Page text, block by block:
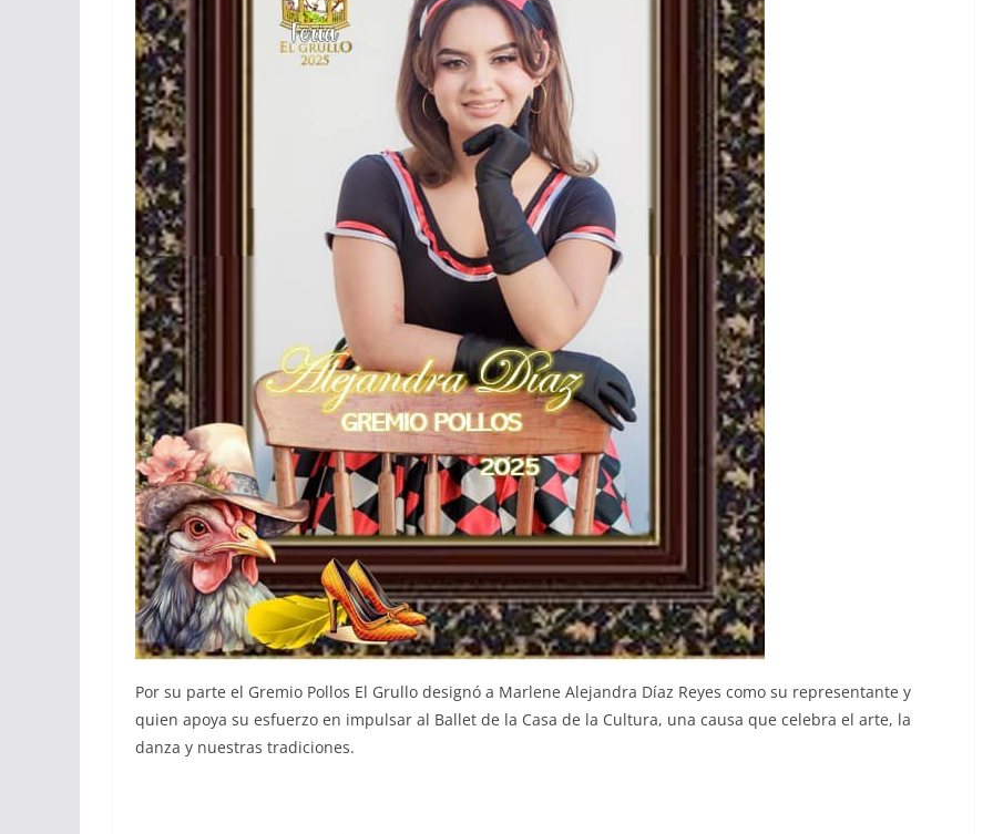
Por su parte el Gremio Pollos El Grullo designó a Marlene Alejandra Díaz Reyes como su representante y
quien apoya su esfuerzo en impulsar al Ballet de la Casa de la Cultura, una causa que celebra el arte, la
danza y nuestras tradiciones.